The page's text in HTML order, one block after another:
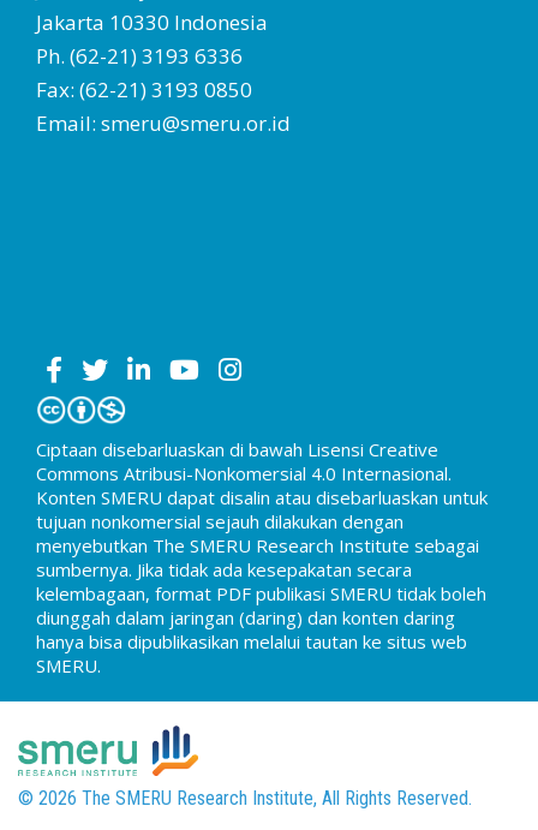
Jakarta 10330 Indonesia
Ph. (62-21) 3193 6336
Fax: (62-21) 3193 0850
Email: smeru@smeru.or.id
Ciptaan disebarluaskan di bawah Lisensi Creative
Commons Atribusi-Nonkomersial 4.0 Internasional.
Konten SMERU dapat disalin atau disebarluaskan untuk
tujuan nonkomersial sejauh dilakukan dengan
menyebutkan The SMERU Research Institute sebagai
sumbernya. Jika tidak ada kesepakatan secara
kelembagaan, format PDF publikasi SMERU tidak boleh
diunggah dalam jaringan (daring) dan konten daring
hanya bisa dipublikasikan melalui tautan ke situs web
SMERU.
© 2026 The SMERU Research Institute, All Rights Reserved.